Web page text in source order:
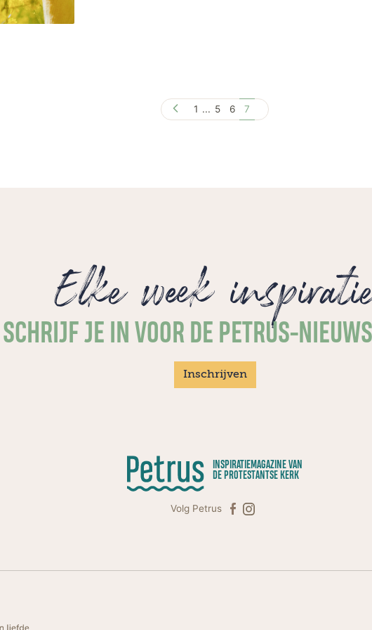
1 ... 5 6 7
Elke week
SCHRIJF JE IN VOOR DE PETRUS-
Inschrijven
INSPIRATIEMAGAZINE VAN
DE PROTESTANTSE KERK
Volg Petrus